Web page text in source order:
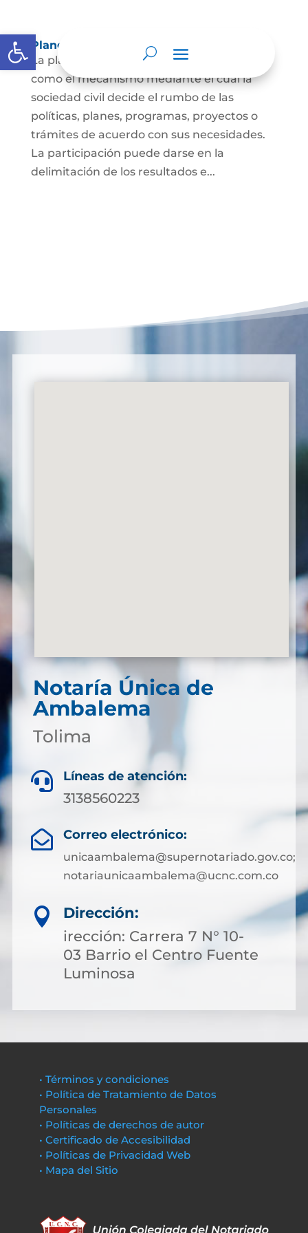
Abrir barra de herramientas
Planeación y presupuesto participativo.
La planeación participativa es entendida
como el mecanismo mediante el cual la
sociedad civil decide el rumbo de las
políticas, planes, programas, proyectos o
trámites de acuerdo con sus necesidades.
La participación puede darse en la
delimitación de los resultados e...
Notaría Única de
Ambalema
Tolima
 Líneas de atención:
3138560223
 Correo electrónico:
unicaambalema@supernotariado.gov.co;
notariaunicaambalema@ucnc.com.co

Dirección:
irección: Carrera 7 N° 10-
03 Barrio el Centro Fuente
Luminosa
• Términos y condiciones
• Política de Tratamiento de Datos
Personales
• Políticas de derechos de autor
• Certificado de Accesibilidad
• Políticas de Privacidad Web
• Mapa del Sitio